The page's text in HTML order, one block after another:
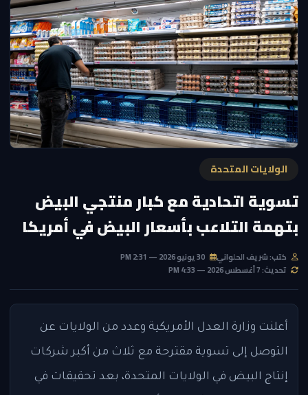
الولايات المتحدة
تسوية اتحادية مع كبار منتجي البيض
بتهمة التلاعب بأسعار البيض في أمريكا
كتب: شريف الحلواني
تحديث: 7 أغسطس 2026 — 4:33 PM
أعلنت وزارة العدل الأمريكية وعدد من الولايات عن
التوصل إلى تسوية مقترحة مع ثلاث من أكبر شركات
إنتاج البيض في الولايات المتحدة، بعد تحقيقات في